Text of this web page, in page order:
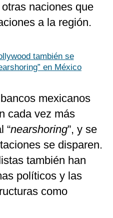
naciones que
a la región.
también se
en México
mexicanos
cada vez más
“nearshoring”, y se
se disparen.
también han
políticos y las
como